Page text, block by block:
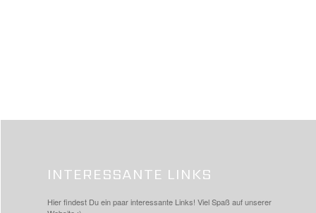
INTERESSANTE LINKS
Hier findest Du ein paar interessante Links! Viel Spaß auf unserer